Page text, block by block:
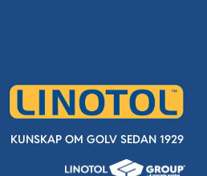
KUNSKAP OM GOLV SEDAN 1929